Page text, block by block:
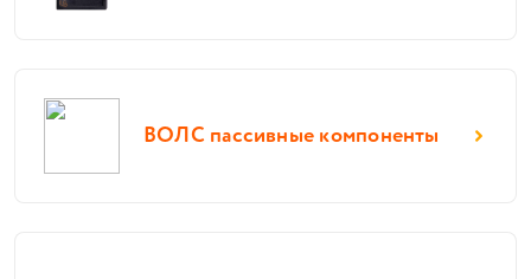
ВОЛС пассивные компоненты